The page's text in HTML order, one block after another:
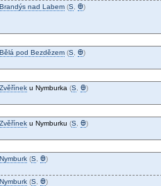
Brandýs nad Labem (S Ꚛ)
Bělá pod Bezdězem (S Ꚛ)
Zvěřínek u Nymburka (S Ꚛ)
Zvěřínek u Nymburku (S Ꚛ)
Nymburk (S Ꚛ)
Nymburk (S Ꚛ)